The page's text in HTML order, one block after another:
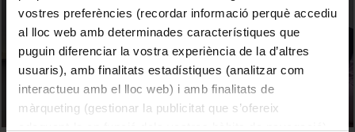
vostres preferències (recordar informació perquè accediu
al lloc web amb determinades característiques que
puguin diferenciar la vostra experiència de la d’altres
usuaris), amb finalitats estadístiques (analitzar com
interactueu amb el lloc web) i amb finalitats de
màrqueting (gestionar la publicitat que s’ofereix